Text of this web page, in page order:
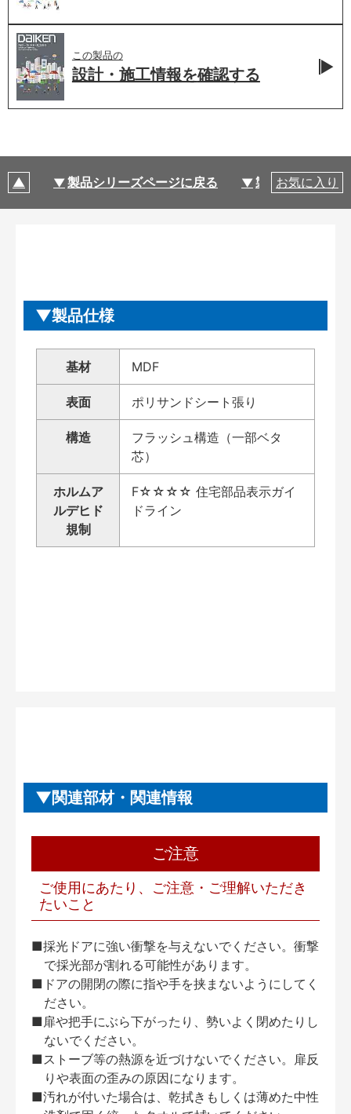
この製品の
設計・施工情報を確認する
製品シリーズページに戻る 製品仕様
お気に入り
製品仕様
基材 MDF
表面 ポリサンドシート張り
構造
フラッシュ構造（一部ベタ
芯）
ホルムア
ルデヒド
規制
F☆☆☆☆ 住宅部品表示ガイ
ドライン
関連部材・関連情報
ご注意
ご使用にあたり、ご注意・ご理解いただき
たいこと
■採光ドアに強い衝撃を与えないでください。衝撃
で採光部が割れる可能性があります。
■ドアの開閉の際に指や手を挟まないようにしてく
ださい。
■扉や把手にぶら下がったり、勢いよく閉めたりし
ないでください。
■ストーブ等の熱源を近づけないでください。扉反
りや表面の歪みの原因になります。
■汚れが付いた場合は、乾拭きもしくは薄めた中性